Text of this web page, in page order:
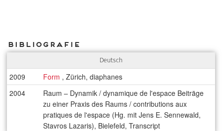
Bibliografie
Deutsch
2009 Form , Zürich, diaphanes
2004
Raum – Dynamik / dynamique de l'espace Beiträge
zu einer Praxis des Raums / contributions aux
pratiques de l'espace (Hg. mit Jens E. Sennewald,
Stavros Lazaris), Bielefeld, Transcript